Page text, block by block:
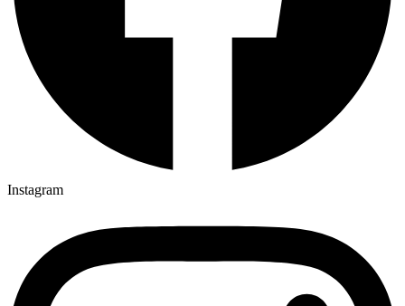
Instagram